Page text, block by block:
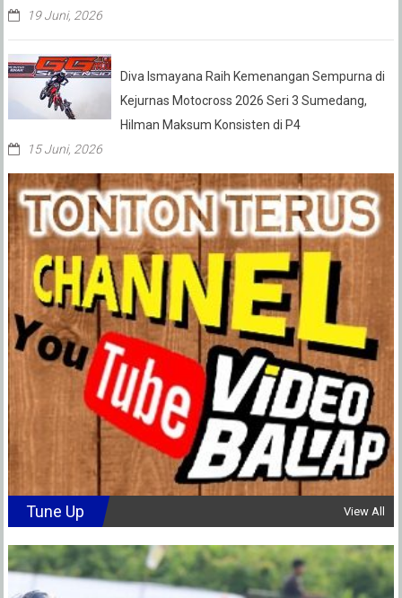
19 Juni, 2026
Diva Ismayana Raih Kemenangan Sempurna di
Kejurnas Motocross 2026 Seri 3 Sumedang,
Hilman Maksum Konsisten di P4
15 Juni, 2026
Tune Up View All